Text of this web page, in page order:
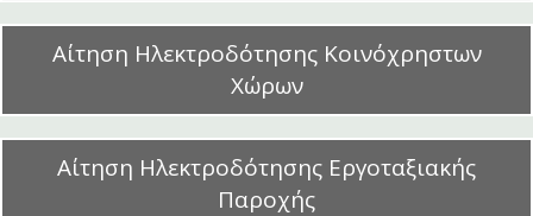
Αίτηση Ηλεκτροδότησης Κοινόχρηστων
Χώρων
Αίτηση Ηλεκτροδότησης Εργοταξιακής
Παροχής